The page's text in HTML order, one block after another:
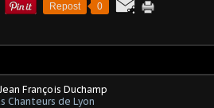
Repost 0
François Duchamp
Chanteurs de Lyon